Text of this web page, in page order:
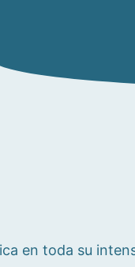
en toda su